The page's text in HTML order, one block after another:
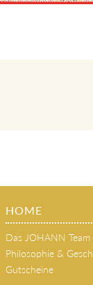
HOME
Das JOHANN Team
Philosophie &
Gutscheine